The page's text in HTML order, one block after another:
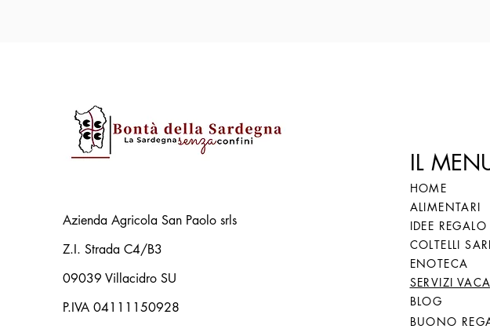
Azienda Agricola San Paolo srls
Z.I. Strada C4/B3
09039 Villacidro SU
P.IVA 04111150928
IL
HOME
ALIMENTARI
IDEE REGALO
COLTELLI
ENOTECA
SERVIZI
BLOG
BUONO